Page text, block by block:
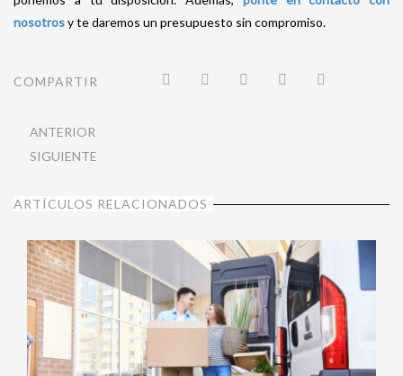
nosotrosy te daremos un presupuesto sin compromiso.
COMPARTIR
ANTERIOR
SIGUIENTE
ARTÍCULOS RELACIONADOS